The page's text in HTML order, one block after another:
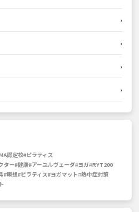
›
›
›
›
認定校#ピラティス
ター#健康#アーユルヴェーダ#ヨガ#RYT200
#瞑想#ピラティス#ヨガマット#熱中症対策